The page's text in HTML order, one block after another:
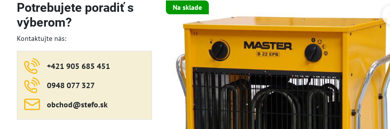
Na sklade
Potrebujete poradiť s
výberom?
Kontaktujte nás:
+421 905 685 451
0948 077 327
obchod​@stefo​.sk